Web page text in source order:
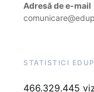
Adresă de e-mail
STATISTICI
466.329.445